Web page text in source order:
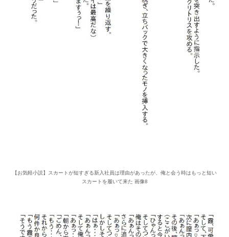
【お気軽小説】スカートが短すぎる新入社員は理由があったが、俺と会う時はもっと短い
スカートを履いて来た 画像8